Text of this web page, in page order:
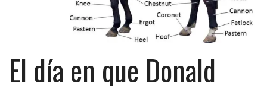
El día en que Donald